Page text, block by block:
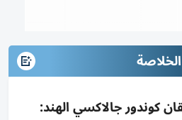
الخلاصة
كوندور جالاكسي الهند: